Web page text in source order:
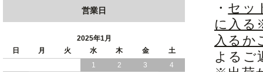
・ セッ
に入る
入るか
よるご
薄型 ヘッドボード スリム デザイン 跳
2024/12/17
便利な 棚 モダンライト コンセント 付
営業日
2025年1月
日
月 火 水 木 金
土
1
2 3
4